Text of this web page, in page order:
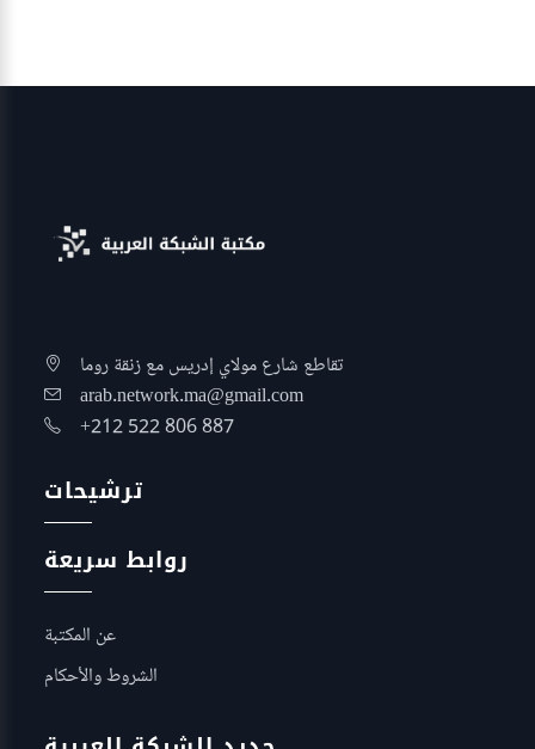
تقاطع شارع مولاي إدريس مع زنقة روما
arab.network.ma@gmail.com
+212 522 806 887
ترشيحات
روابط سريعة
عن المكتبة
الشروط والأحكام